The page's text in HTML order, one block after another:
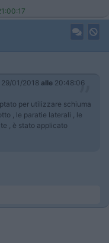
29/01/2018 alle 20:48:06
per utilizzare schiuma
, le paratie laterali , le
, è stato applicato